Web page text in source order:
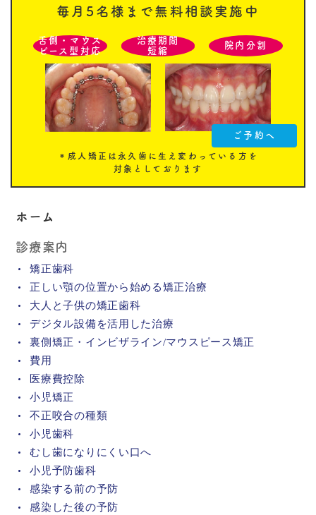
毎月5名様まで無料相談実施中
舌側・マウス
ピース型対応
治療期間
短縮
院内分割
ご予約へ
＊成人矯正は永久歯に生え変わっている方を
対象としております
ホーム
診療案内
矯正歯科
正しい顎の位置から始める矯正治療
大人と子供の矯正歯科
デジタル設備を活用した治療
裏側矯正・インビザライン/マウスピース矯正
費用
医療費控除
小児矯正
不正咬合の種類
小児歯科
むし歯になりにくい口へ
小児予防歯科
感染する前の予防
感染した後の予防